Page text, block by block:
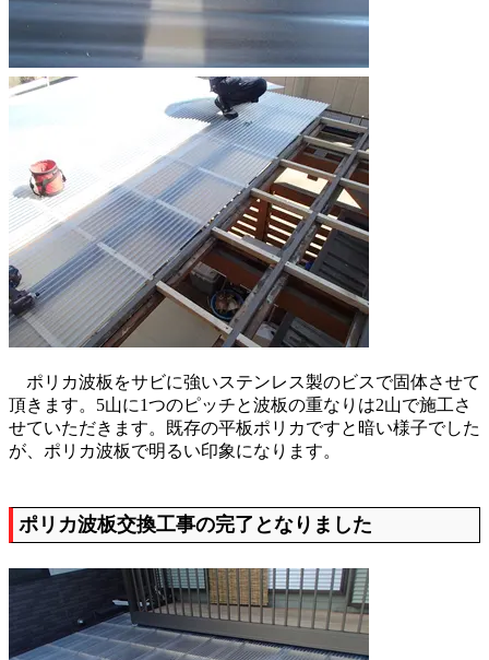
ポリカ波板をサビに強いステンレス製のビスで固体させて
頂きます。5山に1つのピッチと波板の重なりは2山で施工さ
せていただきます。既存の平板ポリカですと暗い様子でした
が、ポリカ波板で明るい印象になります。
ポリカ波板交換工事の完了となりました